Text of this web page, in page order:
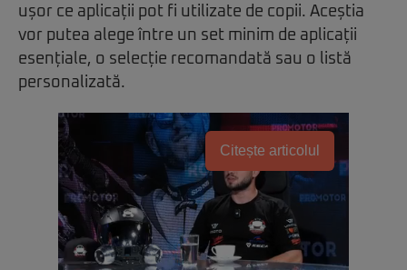
ușor ce aplicații pot fi utilizate de copii. Aceștia
vor putea alege între un set minim de aplicații
esențiale, o selecție recomandată sau o listă
personalizată.
Citește articolul